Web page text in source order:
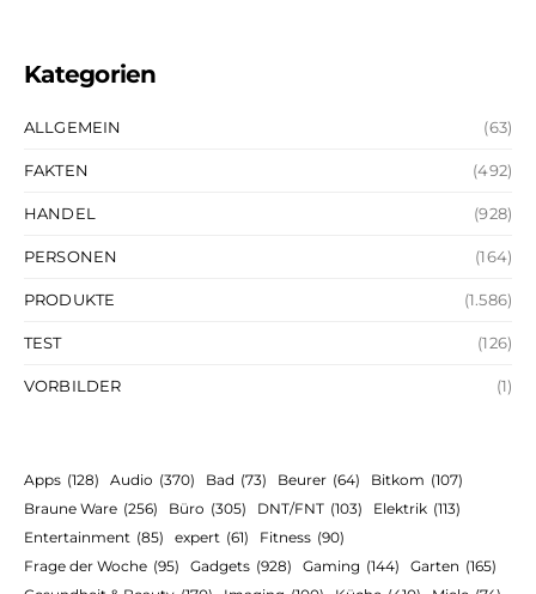
Kategorien
ALLGEMEIN (63)
FAKTEN (492)
HANDEL (928)
PERSONEN (164)
PRODUKTE (1.586)
TEST (126)
VORBILDER (1)
Apps (128) Audio (370) Bad (73) Beurer (64) Bitkom (107)
Braune Ware (256) Büro (305) DNT/FNT (103) Elektrik (113)
Entertainment (85) expert (61) Fitness (90)
Frage der Woche (95) Gadgets (928) Gaming (144) Garten (165)